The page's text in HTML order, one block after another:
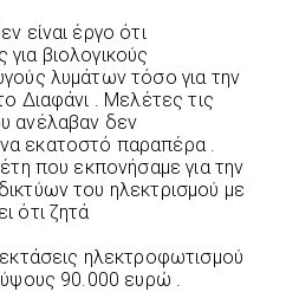
είναι έργο ότι
βιολογικούς
λυμάτων τόσο για την
Διαφάνι . Μελέτες τις
ανέλαβαν δεν
εκατοστό παραπέρα .
που εκπονήσαμε για την
του ηλεκτρισμού με
ότι ζητά
ηλεκτροφωτισμού
90.000 ευρώ .